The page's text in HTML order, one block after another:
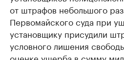
от штрафов небольшого
Первомайского суда при
установщику присудили
условного лишения